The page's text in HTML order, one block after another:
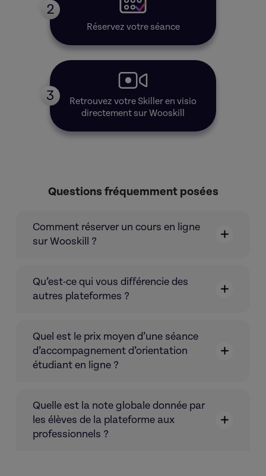
2
Réservez votre séance
3
Retrouvez votre Skiller en visio
directement sur Wooskill
Questions fréquemment posées
Comment réserver un cours en ligne
sur Wooskill ?
Qu’est-ce qui vous différencie des
autres plateformes ?
Quel est le prix moyen d’une séance
d’accompagnement d’orientation
étudiant en ligne ?
Quelle est la note globale donnée par
les élèves de la plateforme aux
professionnels ?